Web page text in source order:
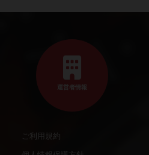
運営者情報
ご利用規約